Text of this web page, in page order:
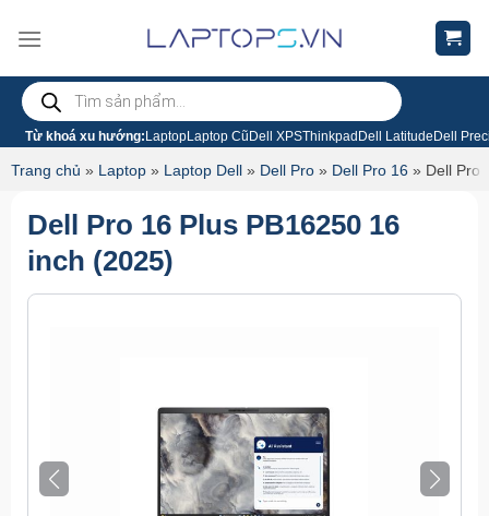
đến
dungTìm
kiếm
sản
phẩm
Từ khoá xu hướng: LaptopLaptop Cũ Dell XPSThinkpad Dell Latitude Dell
Trang chủ » Laptop » Laptop Dell » Dell Pro » Dell Pro 16 » Dell Pro
Dell Pro 16 Plus PB16250 16
inch (2025)